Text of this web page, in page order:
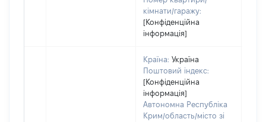
кімнати/гаражу:
[Конфіденційна
інформація]
Країна: Україна
Поштовий індекс:
[Конфіденційна
інформація]
Автономна Республіка
Крим/область/місто зі